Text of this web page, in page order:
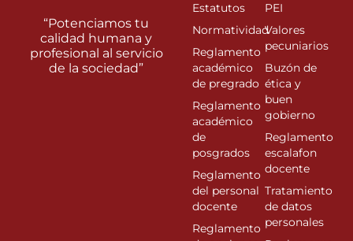
“Potenciamos tu
calidad humana y
profesional al servicio
de la sociedad”
Estatutos
Normatividad
Reglamento
académico
de pregrado
Reglamento
académico
de
posgrados
Reglamento
del personal
docente
Reglamento
PEI
Valores
pecuniarios
Buzón de
ética y
buen
gobierno
Reglamento
escalafon
docente
Tratamiento
de datos
personales